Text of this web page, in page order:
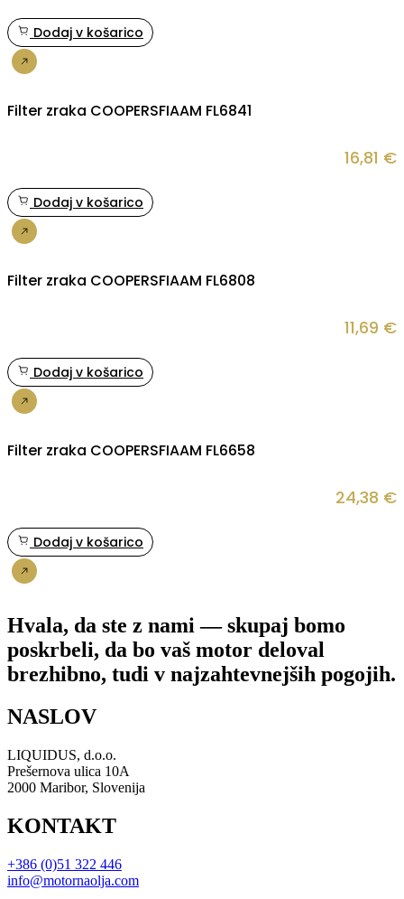
Dodaj v košarico
Filter zraka COOPERSFIAAM FL6841
16,81 €
Dodaj v košarico
Filter zraka COOPERSFIAAM FL6808
11,69 €
Dodaj v košarico
Filter zraka COOPERSFIAAM FL6658
24,38 €
Dodaj v košarico
Hvala, da ste z nami — skupaj bomo
poskrbeli, da bo vaš motor deloval
brezhibno, tudi v najzahtevnejših pogojih.
NASLOV
LIQUIDUS, d.o.o.
Prešernova ulica 10A
2000 Maribor, Slovenija
KONTAKT
+386 (0)51 322 446
info@motornaolja.com